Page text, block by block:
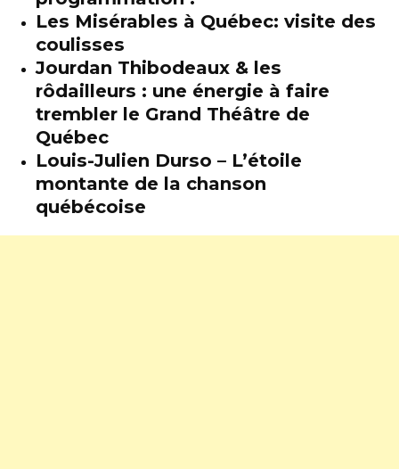
Les Misérables à Québec: visite des
coulisses
Jourdan Thibodeaux & les
rôdailleurs : une énergie à faire
trembler le Grand Théâtre de
Québec
Louis-Julien Durso – L’étoile
montante de la chanson
québécoise